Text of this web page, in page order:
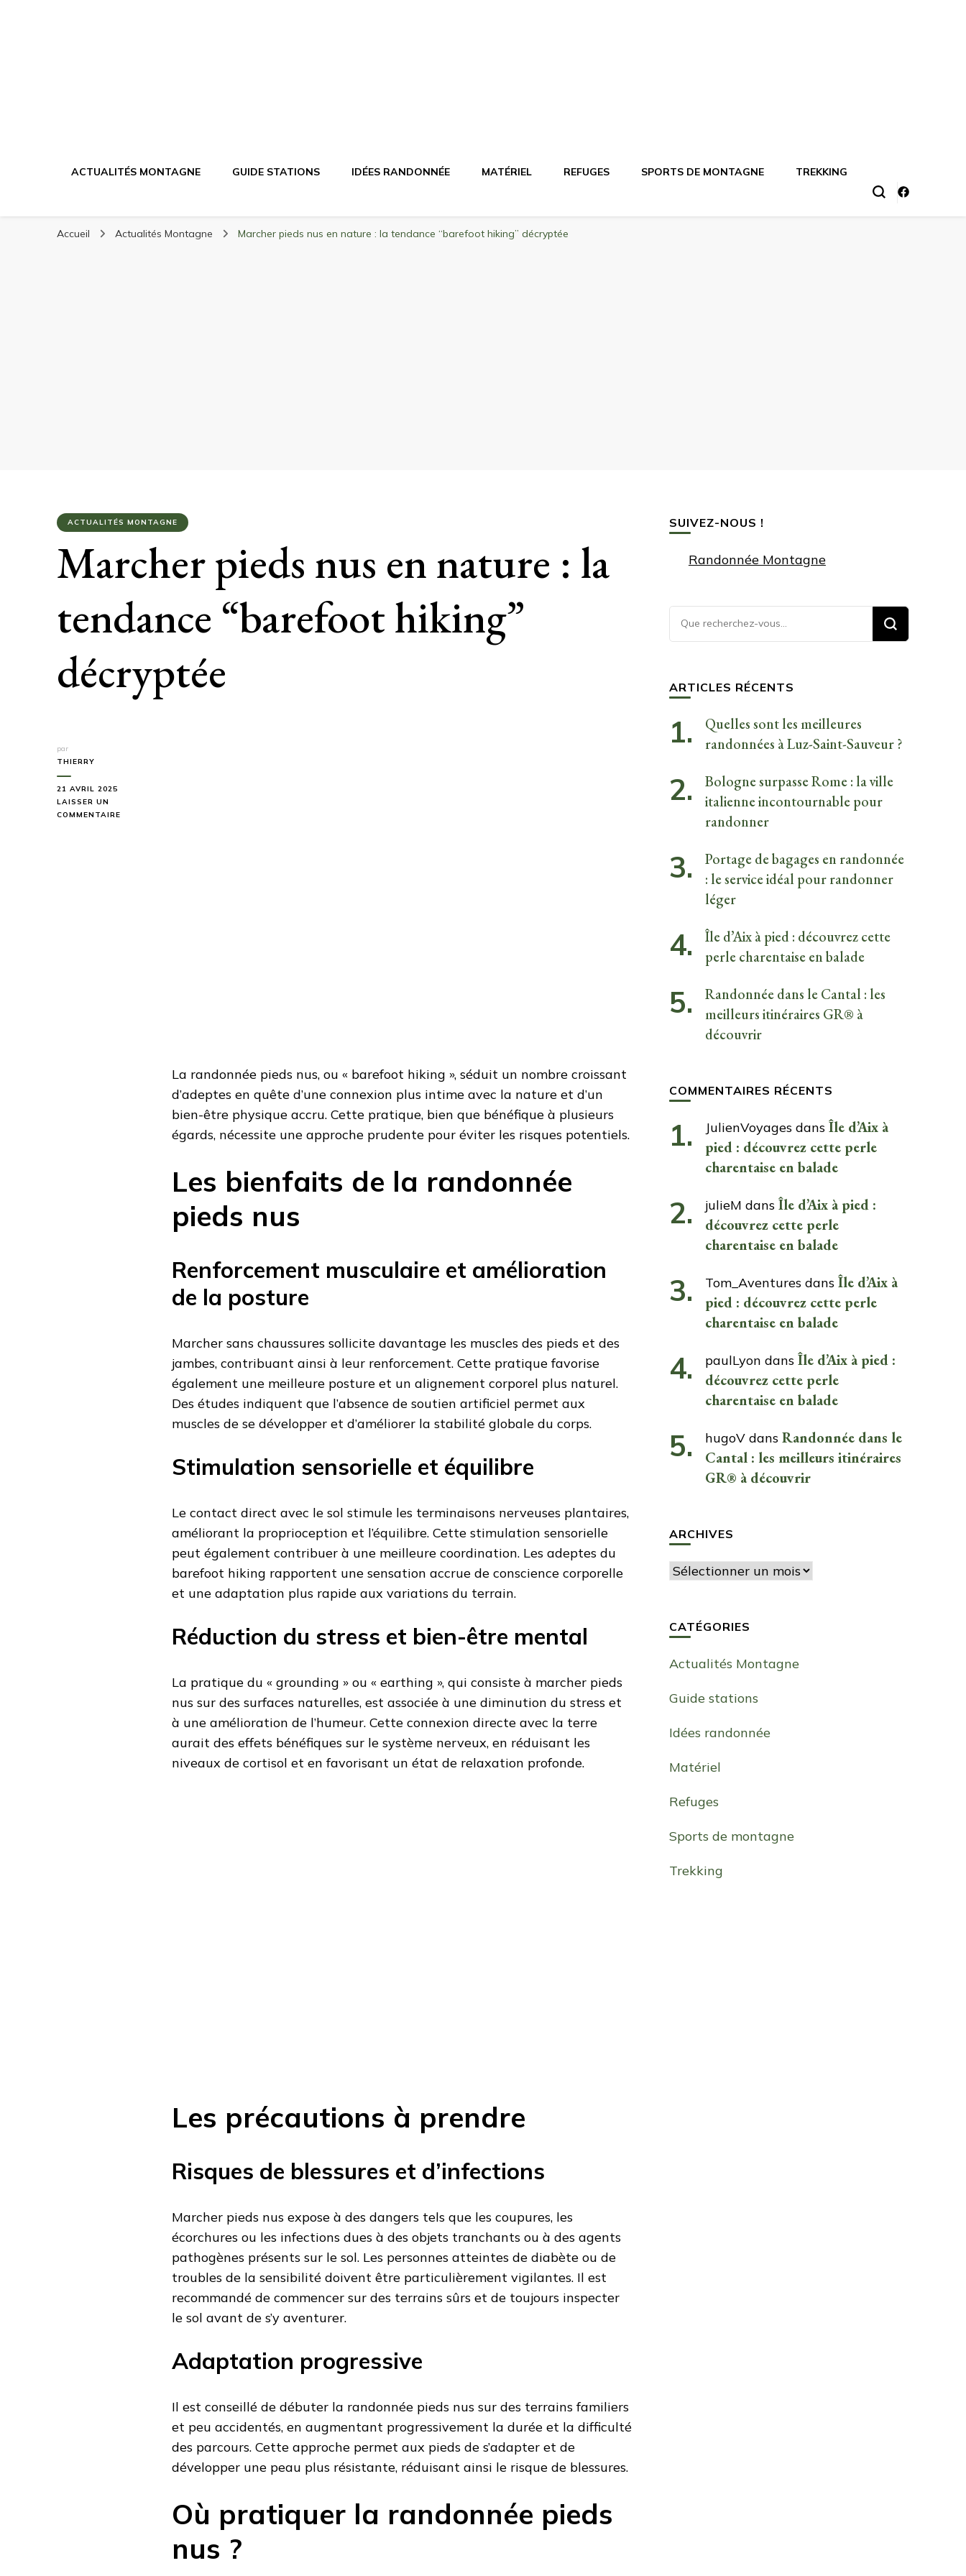
Randonnée Montagne
ACTUALITÉS MONTAGNE GUIDE STATIONS IDÉES RANDONNÉE MATÉRIEL REFUGES SPORTS DE MONTAGNE TREKKING
Accueil Actualités Montagne Marcher pieds nus en nature : la tendance “barefoot hiking” décryptée
ACTUALITÉS MONTAGNE
Marcher pieds nus en nature : la
tendance “barefoot hiking”
décryptée
par
THIERRY
21 AVRIL 2025
LAISSER UN
COMMENTAIRE
La randonnée pieds nus, ou « barefoot hiking », séduit un nombre croissant
d’adeptes en quête d’une connexion plus intime avec la nature et d’un
bien-être physique accru. Cette pratique, bien que bénéfique à plusieurs
égards, nécessite une approche prudente pour éviter les risques potentiels.​
Les bienfaits de la randonnée
pieds nus
Renforcement musculaire et amélioration
de la posture
Marcher sans chaussures sollicite davantage les muscles des pieds et des
jambes, contribuant ainsi à leur renforcement. Cette pratique favorise
également une meilleure posture et un alignement corporel plus naturel.
Des études indiquent que l’absence de soutien artificiel permet aux
muscles de se développer et d’améliorer la stabilité globale du corps.​
Stimulation sensorielle et équilibre
Le contact direct avec le sol stimule les terminaisons nerveuses plantaires,
améliorant la proprioception et l’équilibre. Cette stimulation sensorielle
peut également contribuer à une meilleure coordination. Les adeptes du
barefoot hiking rapportent une sensation accrue de conscience corporelle
et une adaptation plus rapide aux variations du terrain.​
Réduction du stress et bien-être mental
La pratique du « grounding » ou « earthing », qui consiste à marcher pieds
nus sur des surfaces naturelles, est associée à une diminution du stress et
à une amélioration de l’humeur. Cette connexion directe avec la terre
aurait des effets bénéfiques sur le système nerveux, en réduisant les
niveaux de cortisol et en favorisant un état de relaxation profonde.​
Les précautions à prendre
Risques de blessures et d’infections
Marcher pieds nus expose à des dangers tels que les coupures, les
écorchures ou les infections dues à des objets tranchants ou à des agents
pathogènes présents sur le sol. Les personnes atteintes de diabète ou de
troubles de la sensibilité doivent être particulièrement vigilantes. Il est
recommandé de commencer sur des terrains sûrs et de toujours inspecter
le sol avant de s’y aventurer.​
Adaptation progressive
Il est conseillé de débuter la randonnée pieds nus sur des terrains familiers
et peu accidentés, en augmentant progressivement la durée et la difficulté
des parcours. Cette approche permet aux pieds de s’adapter et de
développer une peau plus résistante, réduisant ainsi le risque de blessures.​
Où pratiquer la randonnée pieds
nus ?
SUIVEZ-NOUS !
Randonnée Montagne
Vous
recherchiez
ARTICLES RÉCENTS
Quelles sont les meilleures
randonnées à Luz-Saint-Sauveur ?
Bologne surpasse Rome : la ville
italienne incontournable pour
randonner
Portage de bagages en randonnée
: le service idéal pour randonner
léger
Île d’Aix à pied : découvrez cette
perle charentaise en balade
Randonnée dans le Cantal : les
meilleurs itinéraires GR® à
découvrir
COMMENTAIRES RÉCENTS
JulienVoyagesdans Île d’Aix à
pied : découvrez cette perle
charentaise en balade
julieM dans Île d’Aix à pied :
découvrez cette perle
charentaise en balade
Tom_Aventuresdans Île d’Aix à
pied : découvrez cette perle
charentaise en balade
paulLyon dans Île d’Aix à pied :
découvrez cette perle
charentaise en balade
hugoVdans Randonnée dans le
Cantal : les meilleurs itinéraires
GR® à découvrir
ARCHIVES
Archives
CATÉGORIES
Actualités Montagne
Guide stations
Idées randonnée
Matériel
Refuges
Sports de montagne
Trekking